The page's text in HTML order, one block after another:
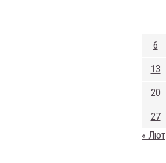
6
13
20
27
« Лют